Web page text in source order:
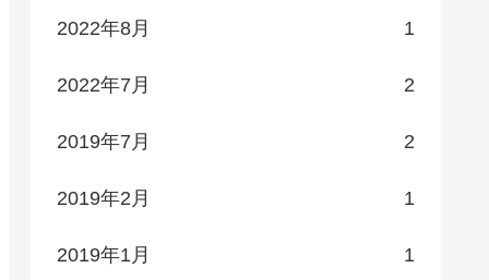
2022年8月 1
2022年7月 2
2019年7月 2
2019年2月 1
2019年1月 1